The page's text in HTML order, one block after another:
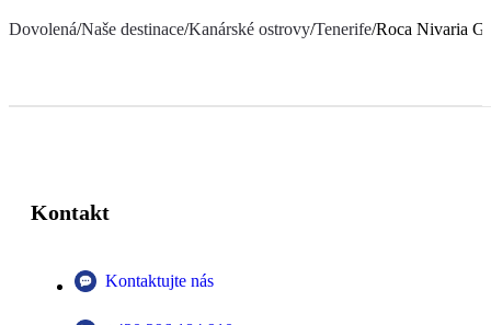
Dovolená/Naše destinace/Kanárské ostrovy/Tenerife/Roca Nivaria
Kontakt
Kontaktujte nás